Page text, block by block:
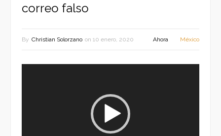
correo falso
By Christian Solorzano on 10 enero, 2020 Ahora México